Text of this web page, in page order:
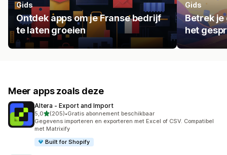
Gids
Ontdek apps om je Franse bedrijf
te laten groeien
Gids
Betrek je
het
Meer apps zoals deze
Altera ‑ Export and Import
5,0van 5 sterren
(205)
205 recensies in totaal
•Gratis abonnement beschikbaar
Gegevens importeren en exporteren met Excel of CSV. Compatibel
met Matrixify
Built for Shopify